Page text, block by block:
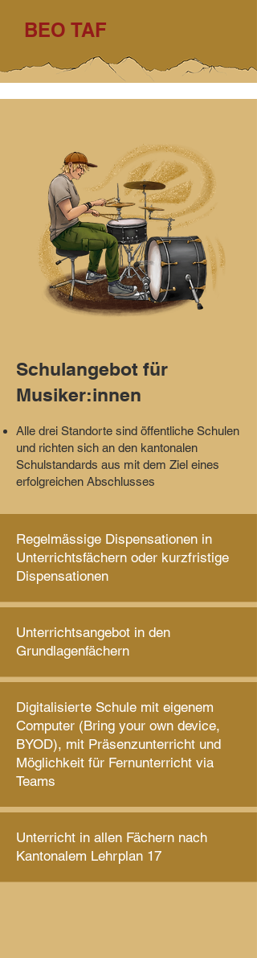
BEO TAF
Schulangebot für
Musiker:innen​
Alle drei Standorte sind öffentliche Schulen
und richten sich an den kantonalen
Schulstandards aus mit dem Ziel eines
erfolgreichen Abschlusses
In Thun, Interlaken und
Gstaadidentisch...
Regelmässige Dispensationen in
Unterrichtsfächern oder kurzfristige
Dispensationen
Unterrichtsangebot in den
Grundlagenfächern
Digitalisierte Schule mit eigenem
Computer (Bring your own device,
BYOD), mit Präsenzunterricht und
Möglichkeit für Fernunterricht via
Teams
Unterricht in allen Fächern nach
Kantonalem Lehrplan 17